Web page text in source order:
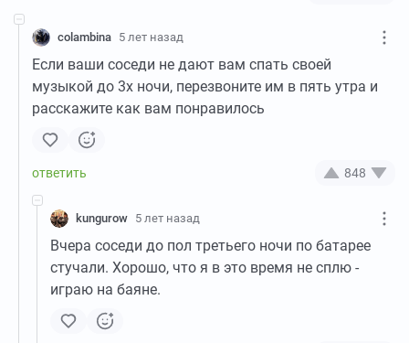
colambina 5 лет назад
Если ваши соседи не дают вам спать своей
музыкой до 3х ночи, перезвоните им в пять утра и
расскажите как вам понравилось
848
kungurow 5 лет назад
Вчера соседи до пол третьего ночи по батарее
стучали. Хорошо, что я в это время не сплю -
играю на баяне.